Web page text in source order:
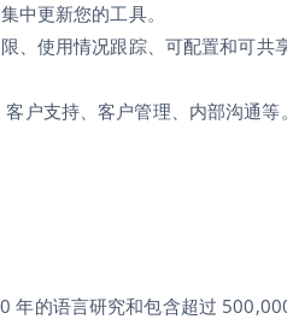
中更新您的工具。
、使用情况跟踪、可配置和可共
户支持、客户管理、内部沟通等。
年的语言研究和包含超过